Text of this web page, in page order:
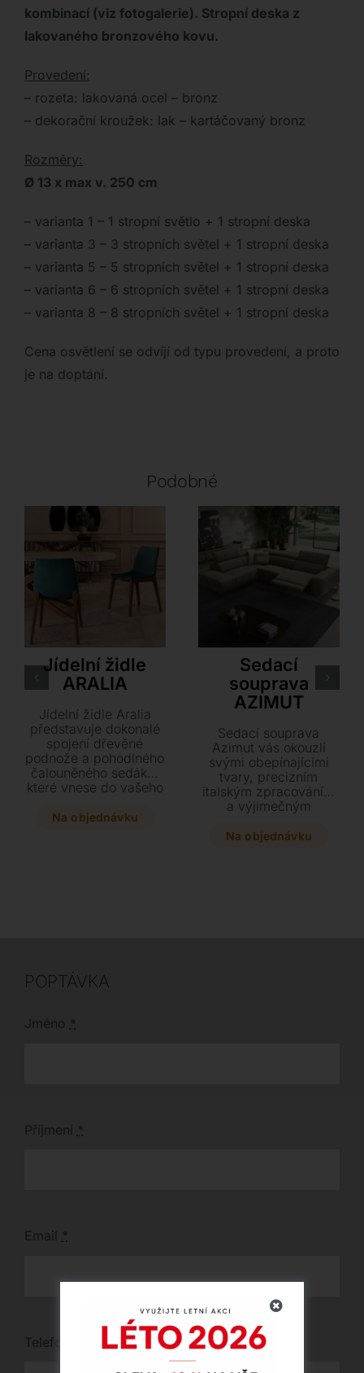
kombinací (viz fotogalerie). Stropní deska z
lakovaného bronzového kovu.
Provedení:
– rozeta: lakovaná ocel – bronz
– dekorační kroužek: lak – kartáčovaný bronz
Rozměry:
Ø 13 x max v. 250 cm
– varianta 1 – 1 stropní světlo + 1 stropní deska
– varianta 3 – 3 stropních světel + 1 stropní deska
– varianta 5 – 5 stropních světel + 1 stropní deska
– varianta 6 – 6 stropních světel + 1 stropní deska
– varianta 8 – 8 stropních světel + 1 stropní deska
Cena osvětlení se odvíjí od typu provedení, a proto
je na doptání.
Podobné
Jídelní židle
ARALIA
Jídelní židle Aralia
představuje dokonalé
spojení dřevěné
podnože a pohodlného
čalouněného sedáku,
které vnese do vašeho
designový prvek.
Na objednávku
Sedací
souprava
AZIMUT
Sedací souprava
Azimut vás okouzlí
svými obepínajícími
tvary, precizním
italským zpracováním
a výjimečným
Individuálně
Na objednávku
POPTÁVKA
Jméno *
Příjmení *
Email *
Telefon